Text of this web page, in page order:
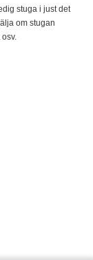
stuga i just det
om stugan